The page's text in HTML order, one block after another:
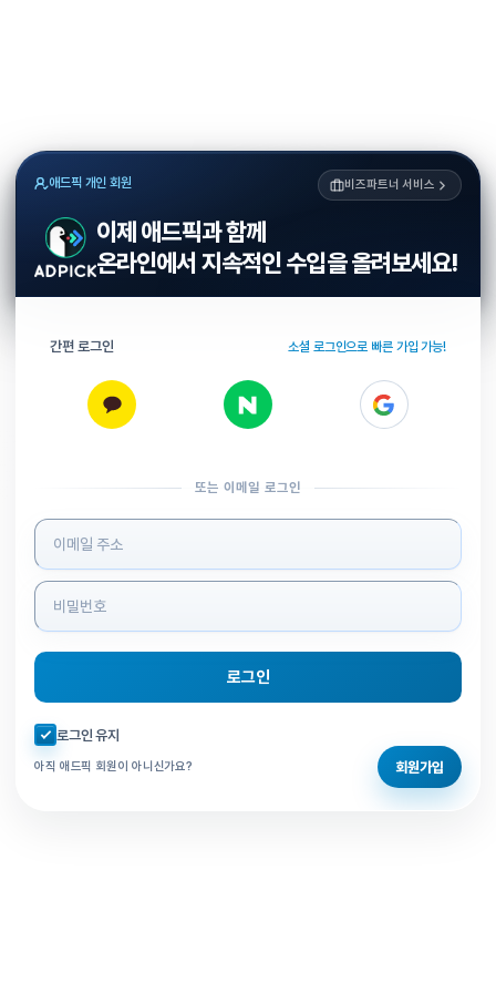
애드픽 개인 회원 비즈파트너 서비스
이제 애드픽과 함께
온라인에서 지속적인 수입을 올려보세요!
간편 로그인 소셜 로그인으로 빠른 가입 가능!
또는 이메일 로그인
로그인 정보 입력
로그인
자동로그인 체크
로그인 유지
아직 애드픽 회원이 아니신가요? 회원가입